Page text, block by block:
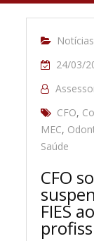
Notícias
24/03/
CFO,
MEC,
Saúde
CFO
FIES